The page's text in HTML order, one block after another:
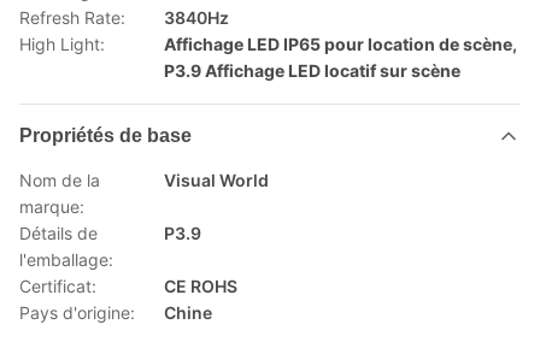
Refresh Rate:
3840Hz
High Light:
Affichage LED IP65 pour location de scène,
P3.9 Affichage LED locatif sur scène
Propriétés de base
Nom de la
marque:
Visual World
Détails de
l'emballage:
P3.9
Certificat:
CE ROHS
Pays d'origine:
Chine